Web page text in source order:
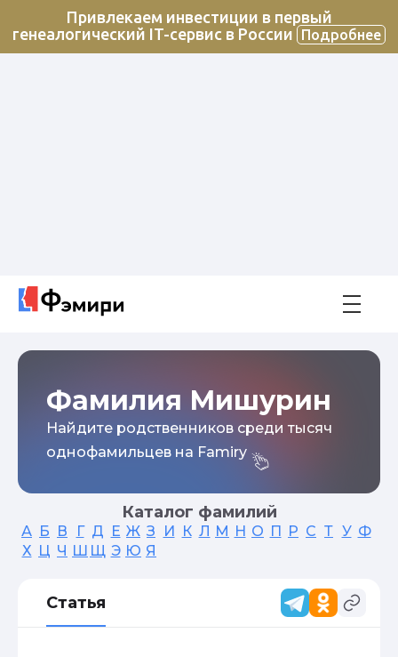
Привлекаем инвестиции в первый
генеалогический IT-сервис в России
Подробнее
Фамилия Мишурин
Найдите родственников среди тысяч
однофамильцев на Famiry
Каталог фамилий
А Б В Г Д Е Ж З И К Л М Н О П Р С Т У Ф
Х Ц Ч Ш Щ Э Ю Я
Статья